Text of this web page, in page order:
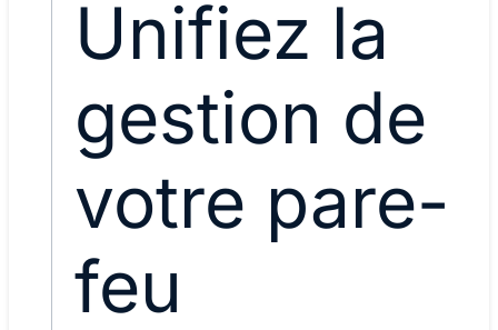
Unifiez la
gestion de
votre pare-
feu